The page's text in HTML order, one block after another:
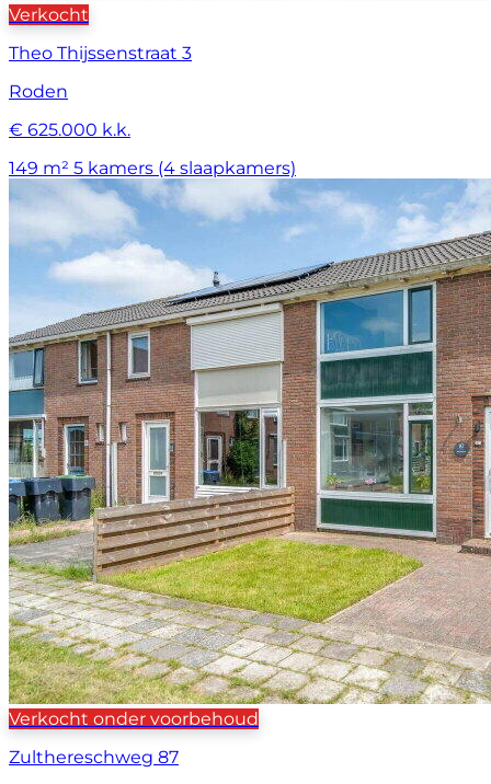
Verkocht
Theo Thijssenstraat 3
Roden
€ 625.000 k.k.
149 m² 5 kamers (4 slaapkamers)
Verkocht onder voorbehoud
Zulthereschweg 87